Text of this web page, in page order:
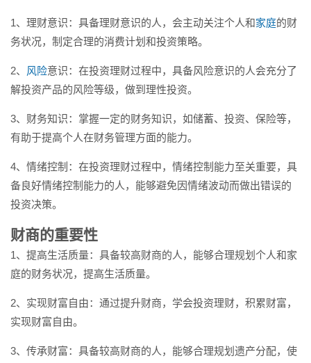
1、理财意识：具备理财意识的人，会主动关注个人和家庭的财
务状况，制定合理的消费计划和投资策略。
2、 风险意识：在投资理财过程中，具备风险意识的人会充分了
解投资产品的风险等级，做到理性投资。
3、财务知识：掌握一定的财务知识，如储蓄、投资、保险等，
有助于提高个人在财务管理方面的能力。
4、情绪控制：在投资理财过程中，情绪控制能力至关重要，具
备良好情绪控制能力的人，能够避免因情绪波动而做出错误的
投资决策。
财商的重要性
1、提高生活质量：具备较高财商的人，能够合理规划个人和家
庭的财务状况，提高生活质量。
2、实现财富自由：通过提升财商，学会投资理财，积累财富，
实现财富自由。
3、传承财富：具备较高财商的人，能够合理规划遗产分配，使